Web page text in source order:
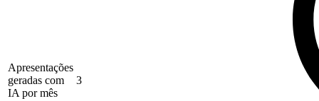
Apresentações
geradas com
IA por mês
3